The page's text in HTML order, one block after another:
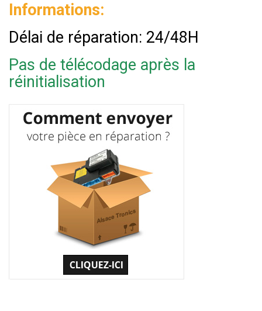
Informations:
Délai de réparation: 24/48H
Pas de télécodage après la
réinitialisation